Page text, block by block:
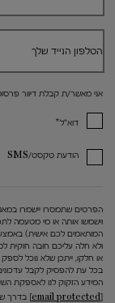
הטלפון הנייד שלך
אני מאשר/ת קבלת דיוור
דוא"ל*
הודעת טקסט/SMS
וישמשו אותה או מי מטעמה
ולא חלה עליכם חובה חוקית
או חלקו, ייתכן שלא נוכל
בכל עת להפסיק לקבל
המידע הזקוק לנו לאספקת השירות, וזאת
[email protected]
בדרך